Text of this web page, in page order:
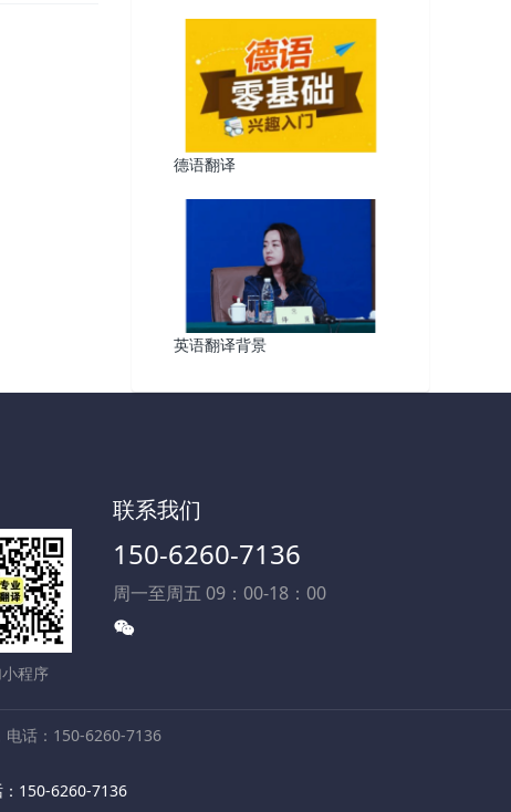
德语翻译
英语翻译背景
程序
联系我们
150-6260-7136
周一至周五 09：00-18：00
电话：150-6260-7136
150-6260-7136